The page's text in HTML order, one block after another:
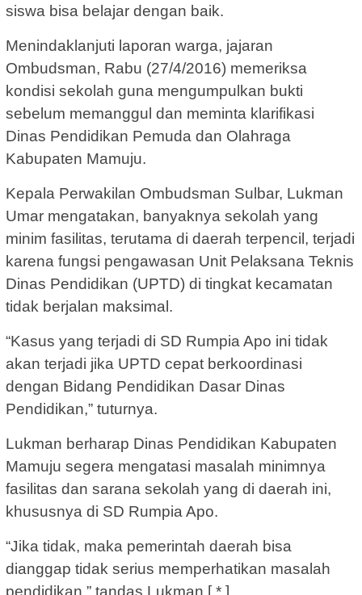
siswa bisa belajar dengan baik.
Menindaklanjuti laporan warga, jajaran
Ombudsman, Rabu (27/4/2016) memeriksa
kondisi sekolah guna mengumpulkan bukti
sebelum memanggul dan meminta klarifikasi
Dinas Pendidikan Pemuda dan Olahraga
Kabupaten Mamuju.
Kepala Perwakilan Ombudsman Sulbar, Lukman
Umar mengatakan, banyaknya sekolah yang
minim fasilitas, terutama di daerah terpencil, terjadi
karena fungsi pengawasan Unit Pelaksana Teknis
Dinas Pendidikan (UPTD) di tingkat kecamatan
tidak berjalan maksimal.
“Kasus yang terjadi di SD Rumpia Apo ini tidak
akan terjadi jika UPTD cepat berkoordinasi
dengan Bidang Pendidikan Dasar Dinas
Pendidikan,” tuturnya.
Lukman berharap Dinas Pendidikan Kabupaten
Mamuju segera mengatasi masalah minimnya
fasilitas dan sarana sekolah yang di daerah ini,
khususnya di SD Rumpia Apo.
“Jika tidak, maka pemerintah daerah bisa
dianggap tidak serius memperhatikan masalah
pendidikan,” tandas Lukman.[ * ]